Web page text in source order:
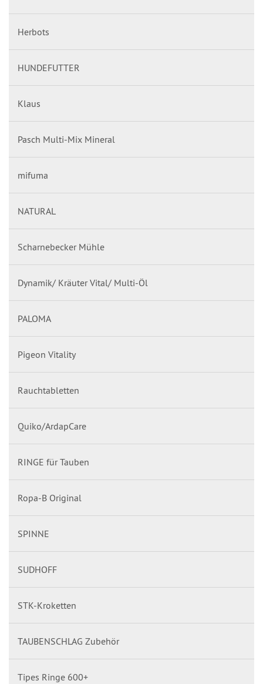
Herbots
HUNDEFUTTER
Klaus
Pasch Multi-Mix Mineral
mifuma
NATURAL
Scharnebecker Mühle
Dynamik/ Kräuter Vital/ Multi-Öl
PALOMA
Pigeon Vitality
Rauchtabletten
Quiko/ArdapCare
RINGE für Tauben
Ropa-B Original
SPINNE
SUDHOFF
STK-Kroketten
TAUBENSCHLAG Zubehör
Tipes Ringe 600+